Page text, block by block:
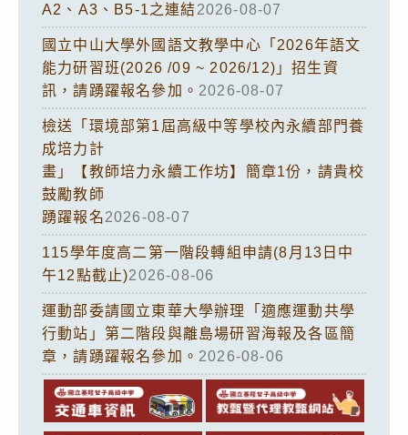
A2、A3、B5-1之連結2026-08-07
國立中山大學外國語文教學中心「2026年語文
能力研習班(2026 /09 ~ 2026/12)」招生資
訊，請踴躍報名參加。 2026-08-07
檢送「環境部第1屆高級中等學校內永續部門養
成培力計
畫」【教師培力永續工作坊】簡章1份，請貴校
鼓勵教師
踴躍報名2026-08-07
115學年度高二第一階段轉組申請(8月13日中
午12點截止)2026-08-06
運動部委請國立東華大學辦理「適應運動共學
行動站」第二階段與離島場研習海報及各區簡
章，請踴躍報名參加。 2026-08-06